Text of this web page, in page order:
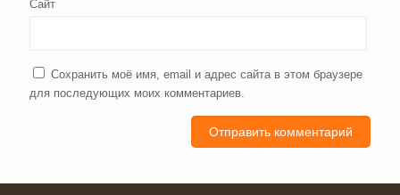
Сайт
Сохранить моё имя, email и адрес сайта в этом браузере
для последующих моих комментариев.